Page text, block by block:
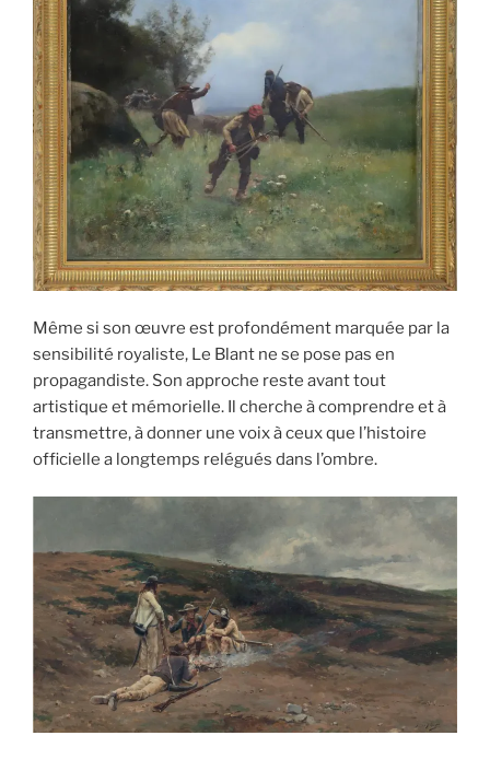
Même si son œuvre est profondément marquée par la
sensibilité royaliste, Le Blant ne se pose pas en
propagandiste. Son approche reste avant tout
artistique et mémorielle. Il cherche à comprendre et à
transmettre, à donner une voix à ceux que l’histoire
officielle a longtemps relégués dans l’ombre.